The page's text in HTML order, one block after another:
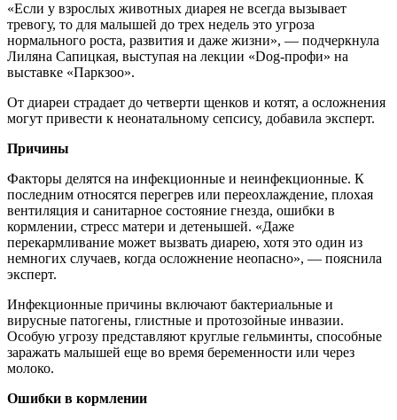
«Если у взрослых животных диарея не всегда вызывает
тревогу, то для малышей до трех недель это угроза
нормального роста, развития и даже жизни», — подчеркнула
Лиляна Сапицкая, выступая на лекции «Dog-профи» на
выставке «Паркзоо».
От диареи страдает до четверти щенков и котят, а осложнения
могут привести к неонатальному сепсису, добавила эксперт.
Причины
Факторы делятся на инфекционные и неинфекционные. К
последним относятся перегрев или переохлаждение, плохая
вентиляция и санитарное состояние гнезда, ошибки в
кормлении, стресс матери и детенышей. «Даже
перекармливание может вызвать диарею, хотя это один из
немногих случаев, когда осложнение неопасно», — пояснила
эксперт.
Инфекционные причины включают бактериальные и
вирусные патогены, глистные и протозойные инвазии.
Особую угрозу представляют круглые гельминты, способные
заражать малышей еще во время беременности или через
молоко.
Ошибки в кормлении